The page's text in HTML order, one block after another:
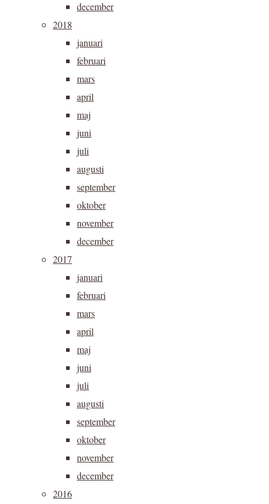
december
2018
januari
februari
mars
april
maj
juni
juli
augusti
september
oktober
november
december
2017
januari
februari
mars
april
maj
juni
juli
augusti
september
oktober
november
december
2016